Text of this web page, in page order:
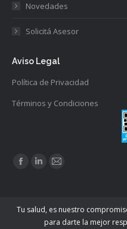
Novedades
Solicitá Asesor
Aviso Legal
Política de Privacidad
Términos y Condiciones
Find us on:
Facebook
in
Linkedin
in
Mail
in
Tu salud, es nuestro
para darte la mejor